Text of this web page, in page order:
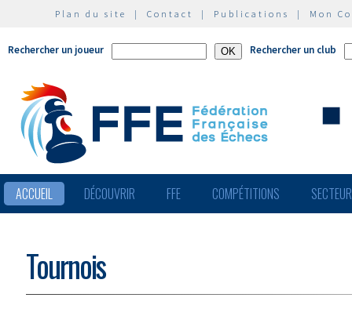
Plan du site | Contact | Publications | Mon
Rechercher un joueur Rechercher un club
ACCUEIL DÉCOUVRIR FFE COMPÉTITIONS
Tournois